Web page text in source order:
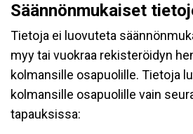
Säännönmukaiset
Tietoja ei luovuteta
myy tai vuokraa rekisteröidyn
kolmansille osapuolille. Tietoja
kolmansille osapuolille vain
tapauksissa: